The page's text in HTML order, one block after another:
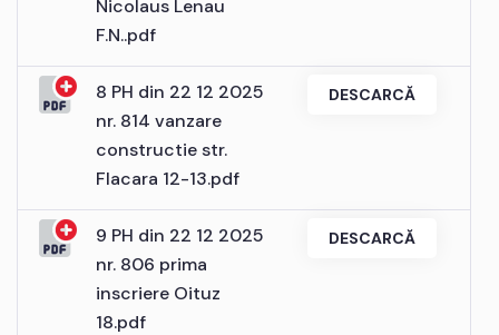
Nicolaus Lenau
F.N..pdf
8 PH din 22 12 2025
nr. 814 vanzare
constructie str.
Flacara 12-13.pdf
DESCARCĂ
9 PH din 22 12 2025
nr. 806 prima
inscriere Oituz
18.pdf
DESCARCĂ